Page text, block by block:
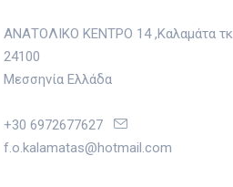
ΑΝΑΤΟΛΙΚΟ ΚΕΝΤΡΟ 14 ,Kαλαμάτα τκ
24100
Μεσσηνία Ελλάδα
+30 6972677627
f.o.kalamatas@hotmail.com